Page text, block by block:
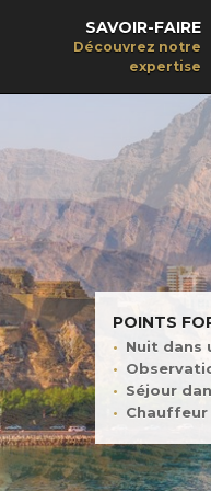
SAVOIR-FAIRE
Découvrez notre
expertise
POINTS
Nuit dans
Séjour